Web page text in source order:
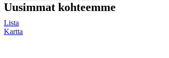
Uusimmat kohteemme
Lista
Kartta